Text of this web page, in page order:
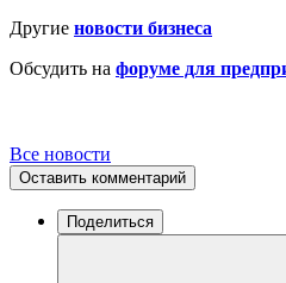
Другие новости бизнеса
Обсудить на форуме для
Все новости
Оставить комментарий
Поделиться